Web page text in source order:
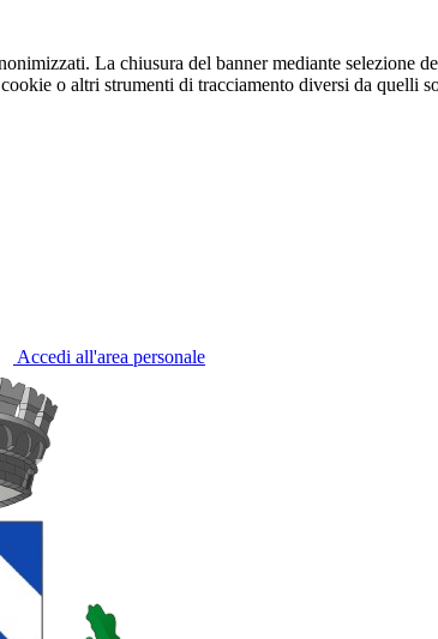
La chiusura del banner mediante
o altri strumenti di tracciamento diversi da quelli
Accedi all'area personale